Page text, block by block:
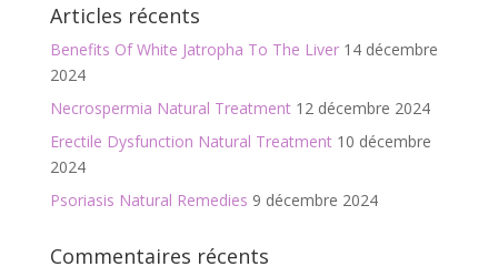
Articles récents
Benefits Of White Jatropha To The Liver 14 décembre
2024
Necrospermia Natural Treatment 12 décembre 2024
Erectile Dysfunction Natural Treatment 10 décembre
2024
Psoriasis Natural Remedies 9 décembre 2024
Commentaires récents